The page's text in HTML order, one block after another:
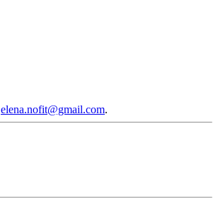
elena.nofit@gmail.com.